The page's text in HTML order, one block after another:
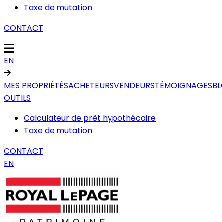
Taxe de mutation
CONTACT
EN
MES PROPRIÉTÉSACHETEURSVENDEURSTÉMOIGNAGES
OUTILS
Calculateur de prêt hypothécaire
Taxe de mutation
CONTACT
EN